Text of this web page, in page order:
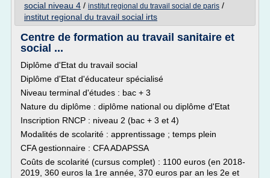
social niveau 4 / institut regional du travail social de paris /
institut regional du travail social irts
Centre de formation au travail sanitaire et
social ...
Diplôme d'Etat du travail social
Diplôme d'Etat d'éducateur spécialisé
Niveau terminal d'études : bac + 3
Nature du diplôme : diplôme national ou diplôme d'Etat
Inscription RNCP : niveau 2 (bac + 3 et 4)
Modalités de scolarité : apprentissage ; temps plein
CFA gestionnaire : CFA ADAPSSA
Coûts de scolarité (cursus complet) : 1100 euros (en 2018-
2019, 360 euros la 1re année, 370 euros par an les 2e et